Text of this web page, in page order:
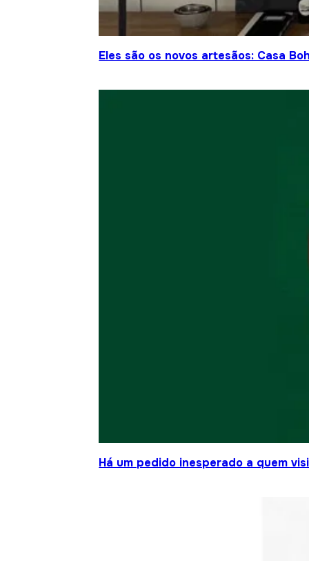
Eles são os novos artesãos: Casa
Há um pedido inesperado a quem